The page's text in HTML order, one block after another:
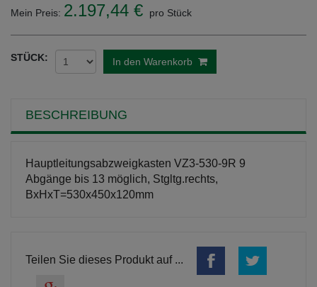
Mein Preis: 2.197,44 € pro Stück
STÜCK: In den Warenkorb
BESCHREIBUNG
Hauptleitungsabzweigkasten VZ3-530-9R 9
Abgänge bis 13 möglich, Stgltg.rechts,
BxHxT=530x450x120mm
Teilen Sie dieses Produkt auf ...